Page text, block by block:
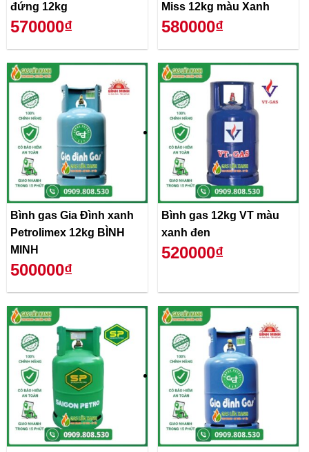
đứng 12kg
570000₫
Miss 12kg màu Xanh
580000₫
Bình gas Gia Đình xanh
Petrolimex 12kg BÌNH
MINH
500000₫
Bình gas 12kg VT màu
xanh đen
520000₫